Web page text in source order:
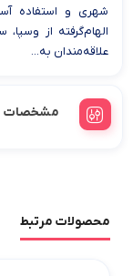
شهری و استفاده
الهام‌گرفته از
علاقه‌مندان به...
مشخصات
محصولات مرتبط